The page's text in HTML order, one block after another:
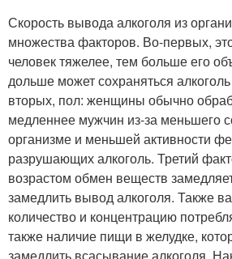
Скорость вывода алкоголя из
множества факторов. Во-первых,
человек тяжелее, тем больше его
дольше может сохраняться
вторых, пол: женщины обычно
медленнее мужчин из-за меньшего
организме и меньшей активности
разрушающих алкоголь. Третий
возрастом обмен веществ
замедлить вывод алкоголя. Также
количество и концентрацию
также наличие пищи в желудке,